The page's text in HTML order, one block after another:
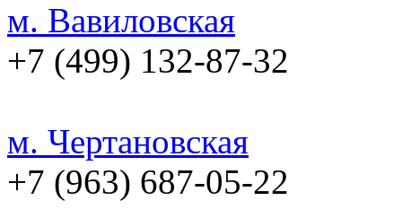
м. Вавиловская
+7 (499) 132-87-32
м. Чертановская
+7 (963) 687-05-22